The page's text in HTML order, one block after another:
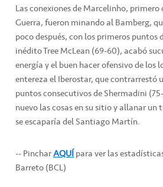
Las conexiones de Marcelinho, primero
Guerra, fueron minando al Bamberg,
poco después, con los primeros puntos
inédito Tree McLean (69-60), acabó
energía y el buen hacer ofensivo de los
entereza el Iberostar, que contrarrestó
puntos consecutivos de Shermadini
nuevo las cosas en su sitio y allanar
se escaparía del Santiago Martín.
-- PincharAQUÍpara ver las
Barreto (BCL)